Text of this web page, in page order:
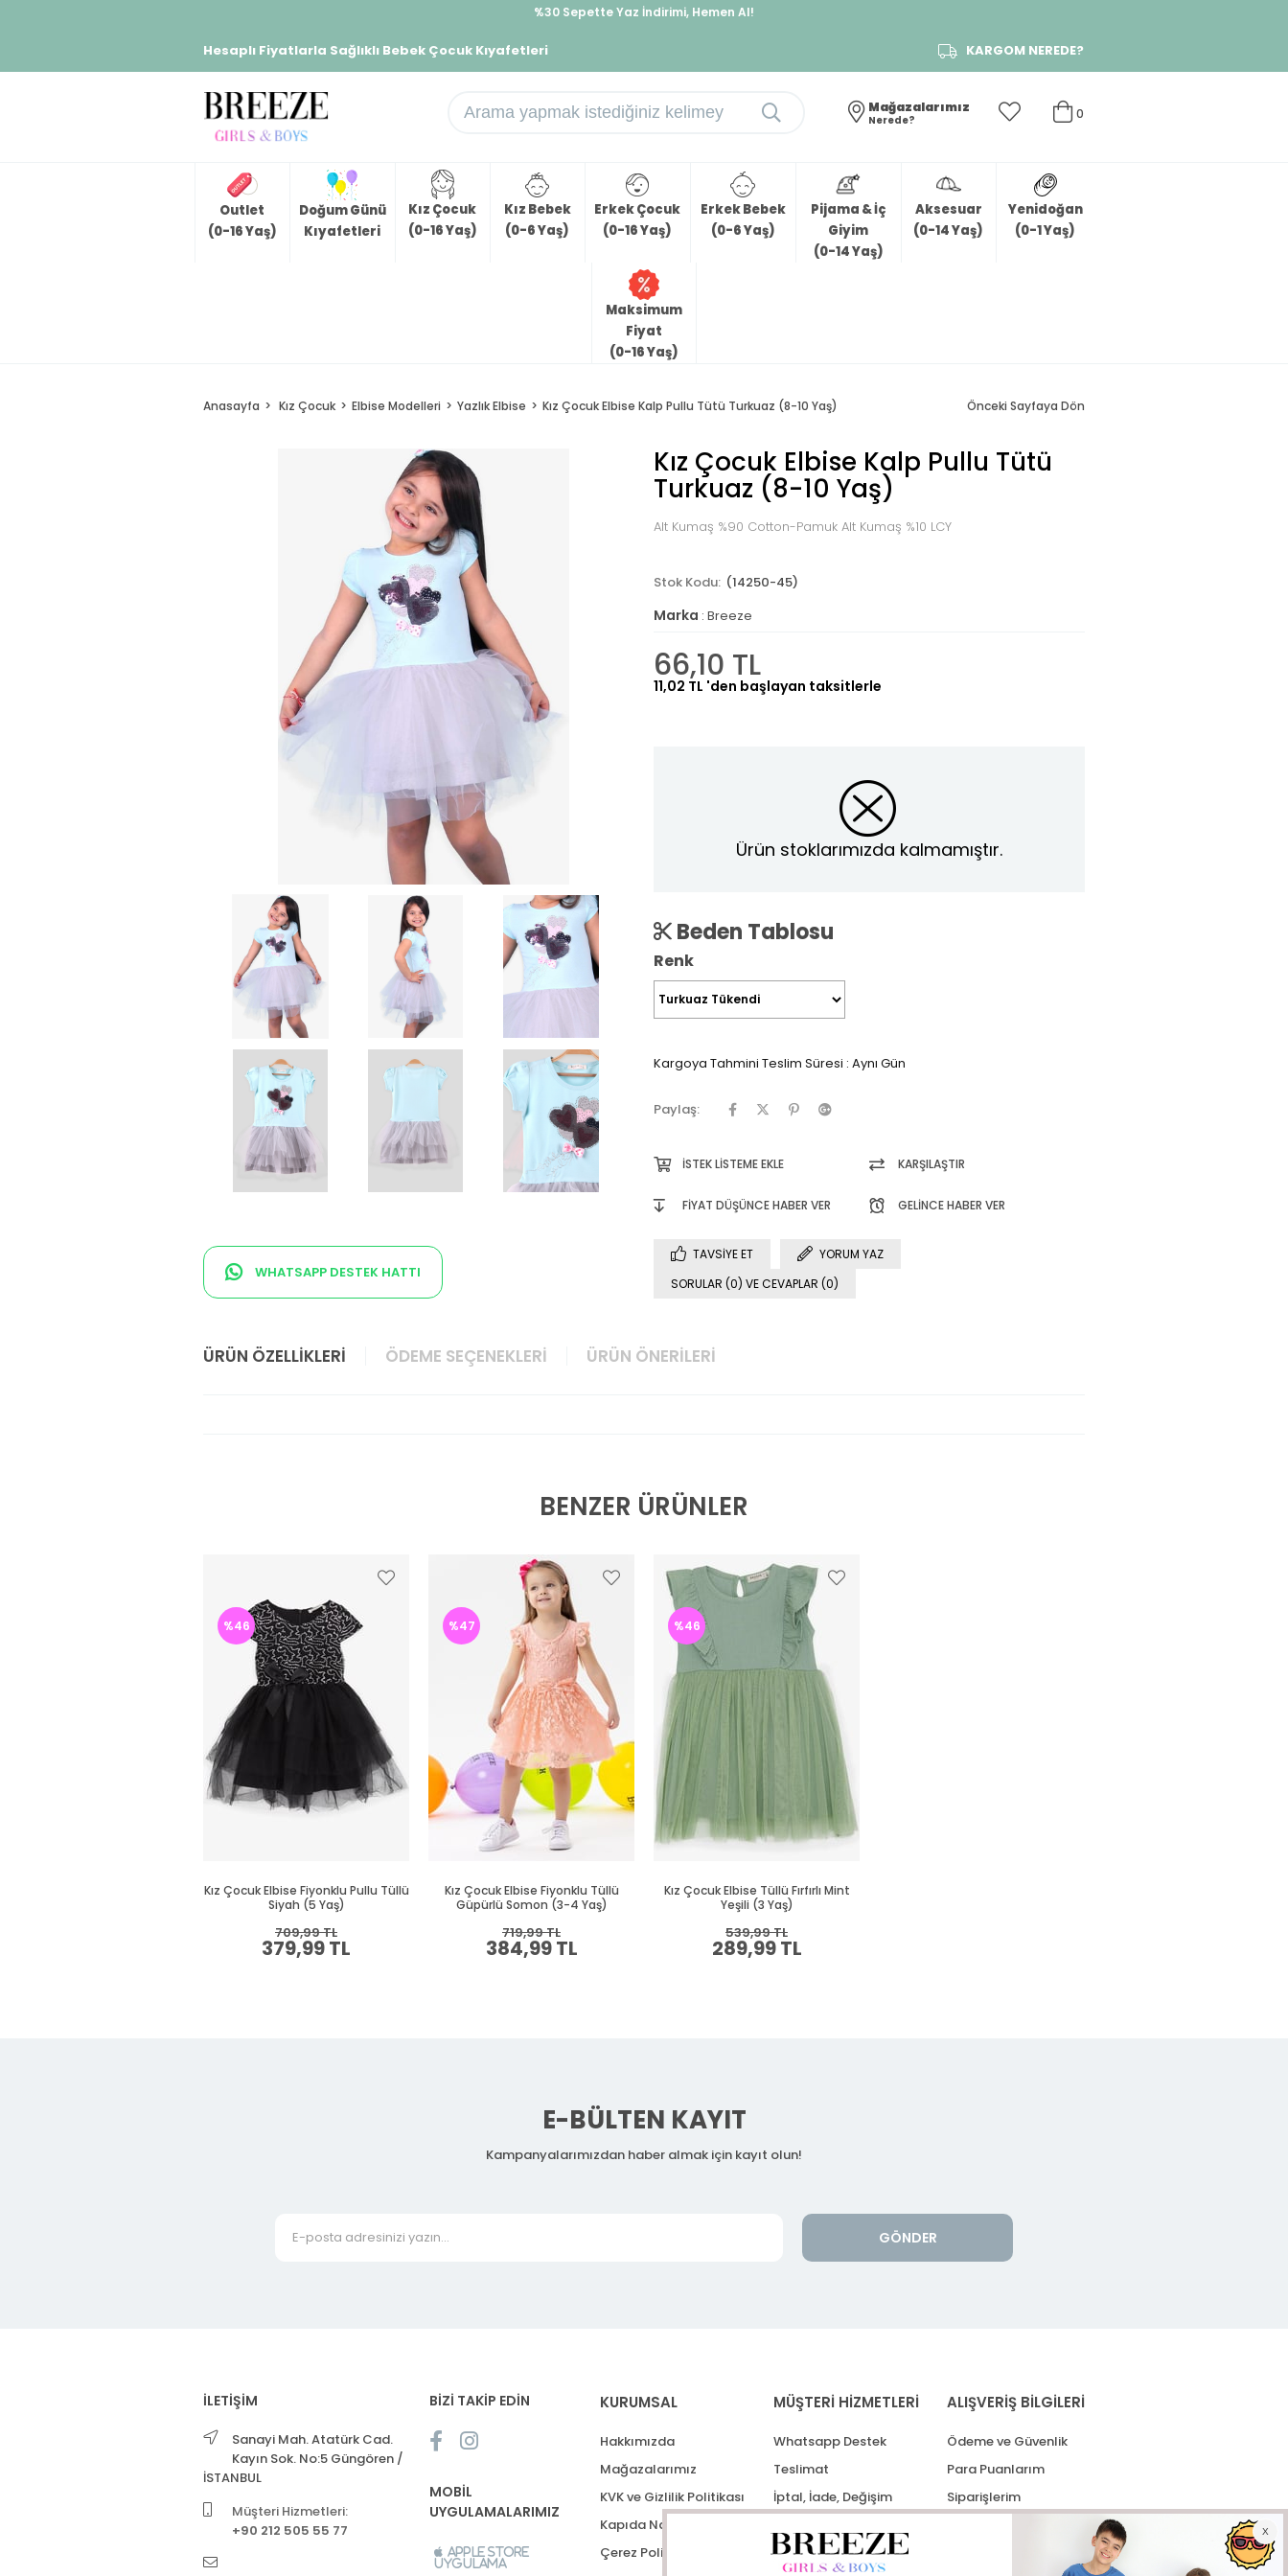
%30 Sepette Yaz İndirimi, Hemen Al!
Hesaplı Fiyatlarla Sağlıklı Bebek Çocuk Kıyafetleri KARGOM NEREDE?
0
Mağazalarımız
Nerede?
Outlet
(0-16 Yaş)
Doğum Günü
Kıyafetleri
Kız Çocuk
(0-16 Yaş)
Kız Bebek
(0-6 Yaş)
Erkek Çocuk
(0-16 Yaş)
Erkek Bebek
(0-6 Yaş)
Pijama & İç
Giyim
(0-14 Yaş)
Aksesuar
(0-14 Yaş)
Yenidoğan
(0-1 Yaş)
Maksimum
Fiyat
(0-16 Yaş)
Anasayfa Kız Çocuk Elbise Modelleri Yazlık Elbise Kız Çocuk Elbise Kalp Pullu Tütü Turkuaz (8-10 Yaş) Önceki Sayfaya Dön
WHATSAPP DESTEK HATTI
Kız Çocuk Elbise Kalp Pullu Tütü
Turkuaz (8-10 Yaş)
Alt Kumaş %90 Cotton-Pamuk Alt Kumaş %10 LCY
(14250-45)
Marka : Breeze
66,10 TL
11,02 TL 'den başlayan taksitlerle
Ürün stoklarımızda kalmamıştır.
Beden Tablosu
Renk
Kargoya Tahmini Teslim Süresi : Aynı Gün
Paylaş:
İSTEK LISTEME EKLE KARŞILAŞTIR
FIYAT DÜŞÜNCE HABER VER GELINCE HABER VER
TAVSIYE ET
YORUM YAZ
SORULAR (0) VE CEVAPLAR (0)
ÜRÜN ÖZELLIKLERI ÖDEME SEÇENEKLERI ÜRÜN ÖNERILERI
BENZER ÜRÜNLER
Kız Çocuk Elbise Fiyonklu Pullu Tüllü
Siyah (5 Yaş)
379,99 TL
709,99 TL
%46
Kız Çocuk Elbise Fiyonklu Tüllü
Güpürlü Somon (3-4 Yaş)
384,99 TL
719,99 TL
%47
Kız Çocuk Elbise Tüllü Fırfırlı Mint
Yeşili (3 Yaş)
289,99 TL
539,99 TL
%46
E-BÜLTEN KAYIT
Kampanyalarımızdan haber almak için kayıt olun!
GÖNDER
İLETİŞİM
Sanayi Mah. Atatürk Cad.
Kayın Sok. No:5 Güngören /
İSTANBUL
Müşteri Hizmetleri:
+90 212 505 55 77
BİZİ TAKİP EDİN
MOBİL
UYGULAMALARIMIZ
Apple Store
Uygulama
KURUMSAL
Hakkımızda
Mağazalarımız
KVK ve Gizlilik Politikası
Kapıda Nakit Ödeme
Çerez Politikası
MÜŞTERİ HİZMETLERİ
Whatsapp Destek
Teslimat
İptal, İade, Değişim
ALIŞVERİŞ BİLGİLERİ
Ödeme ve Güvenlik
Para Puanlarım
Siparişlerim